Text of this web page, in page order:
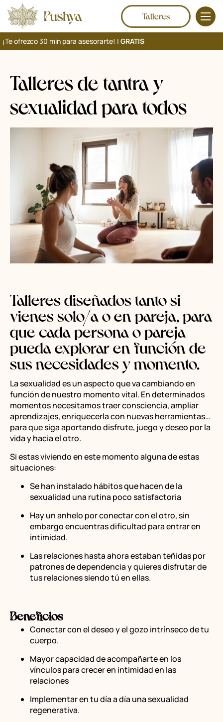
Talleres
¡Te ofrezco 30 min para asesorarte! | GRATIS
Talleres de tantra y
sexualidad para todos
Talleres diseñados tanto si
vienes solo/a o en pareja, para
que cada persona o pareja
pueda explorar en función de
sus necesidades y momento.
La sexualidad es un aspecto que va cambiando en
función de nuestro momento vital. En determinados
momentos necesitamos traer consciencia, ampliar
aprendizajes, enriquecerla con nuevas herramientas…
para que siga aportando disfrute, juego y deseo por la
vida y hacia el otro.
Si estas viviendo en este momento alguna de estas
situaciones:
Se han instalado hábitos que hacen de la
sexualidad una rutina poco satisfactoria
Hay un anhelo por conectar con el otro, sin
embargo encuentras dificultad para entrar en
intimidad.
Las relaciones hasta ahora estaban teñidas por
patrones de dependencia y quieres disfrutar de
tus relaciones siendo tú en ellas.
Beneficios
Conectar con el deseo y el gozo intrínseco de tu
cuerpo.
Mayor capacidad de acompañarte en los
vínculos para crecer en intimidad en las
relaciones
Implementar en tu día a día una sexualidad
regenerativa.